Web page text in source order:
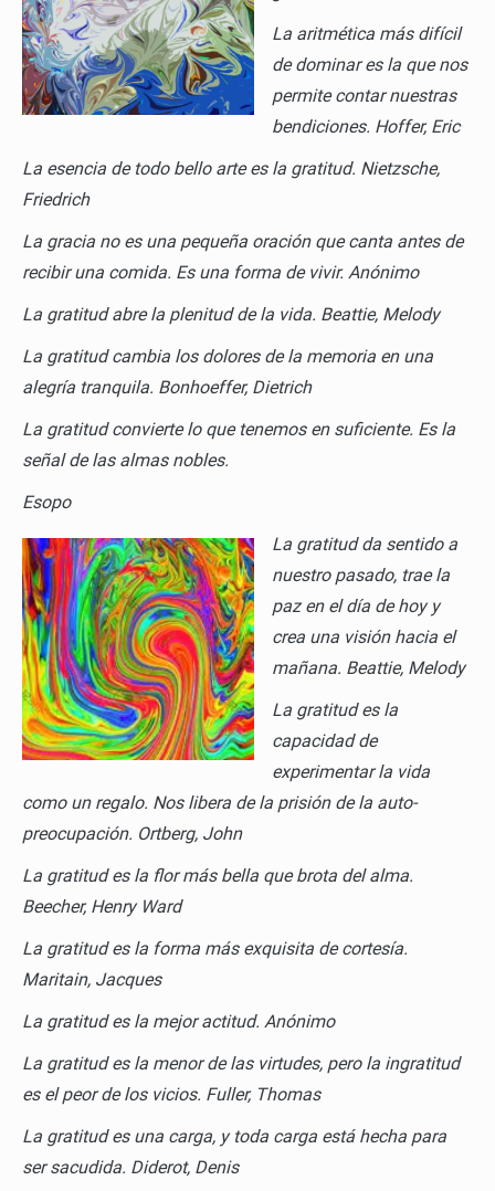
La aritmética más difícil
de dominar es la que nos
permite contar nuestras
bendiciones. Hoffer, Eric
La esencia de todo bello arte es la gratitud. Nietzsche,
Friedrich
La gracia no es una pequeña oración que canta antes de
recibir una comida. Es una forma de vivir. Anónimo
La gratitud abre la plenitud de la vida. Beattie, Melody
La gratitud cambia los dolores de la memoria en una
alegría tranquila. Bonhoeffer, Dietrich
La gratitud convierte lo que tenemos en suficiente. Es la
señal de las almas nobles.
Esopo
La gratitud da sentido a
nuestro pasado, trae la
paz en el día de hoy y
crea una visión hacia el
mañana. Beattie, Melody
La gratitud es la
capacidad de
experimentar la vida
como un regalo. Nos libera de la prisión de la auto-
preocupación. Ortberg, John
La gratitud es la flor más bella que brota del alma.
Beecher, Henry Ward
La gratitud es la forma más exquisita de cortesía.
Maritain, Jacques
La gratitud es la mejor actitud. Anónimo
La gratitud es la menor de las virtudes, pero la ingratitud
es el peor de los vicios. Fuller, Thomas
La gratitud es una carga, y toda carga está hecha para
ser sacudida. Diderot, Denis